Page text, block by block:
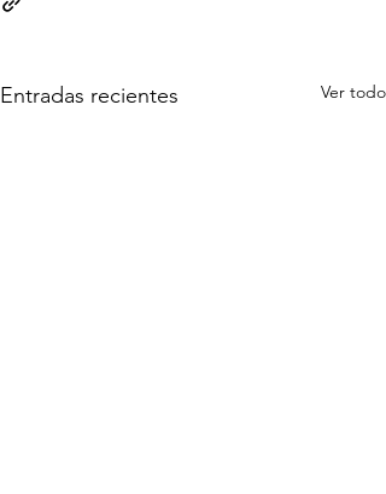
Entradas recientes Ver todo